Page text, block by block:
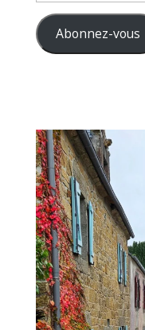
mail Abonnez-vous